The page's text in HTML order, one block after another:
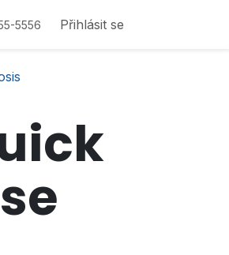
5556 Přihlásit se